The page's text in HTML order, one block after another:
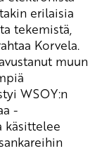
erilaisia
tekemistä,
Korvela.
muun
WSOY:n
-
käsittelee